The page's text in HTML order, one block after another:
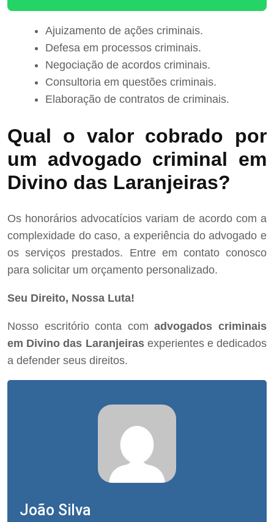
Ajuizamento de ações criminais.
Defesa em processos criminais.
Negociação de acordos criminais.
Consultoria em questões criminais.
Elaboração de contratos de criminais.
Qual o valor cobrado por
um advogado criminal em
Divino das Laranjeiras?
Os honorários advocatícios variam de acordo com a
complexidade do caso, a experiência do advogado e
os serviços prestados. Entre em contato conosco
para solicitar um orçamento personalizado.
Seu Direito, Nossa Luta!
Nosso escritório conta comadvogados criminais
em Divino das Laranjeirasexperientes e dedicados
a defender seus direitos.
João Silva